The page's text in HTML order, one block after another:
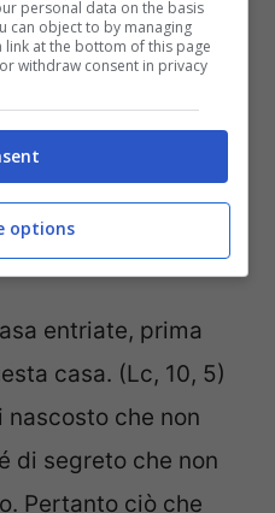
disse ai suoi
attenti. Se un
tu
poi si pente di
tu perdonalo.
entriate, prima
casa. (Lc, 10, 5)
nascosto che non
di segreto che non
Pertanto ciò che
personal data on the basis
can object to by managing
at the bottom of this page
withdraw consent in privacy
options